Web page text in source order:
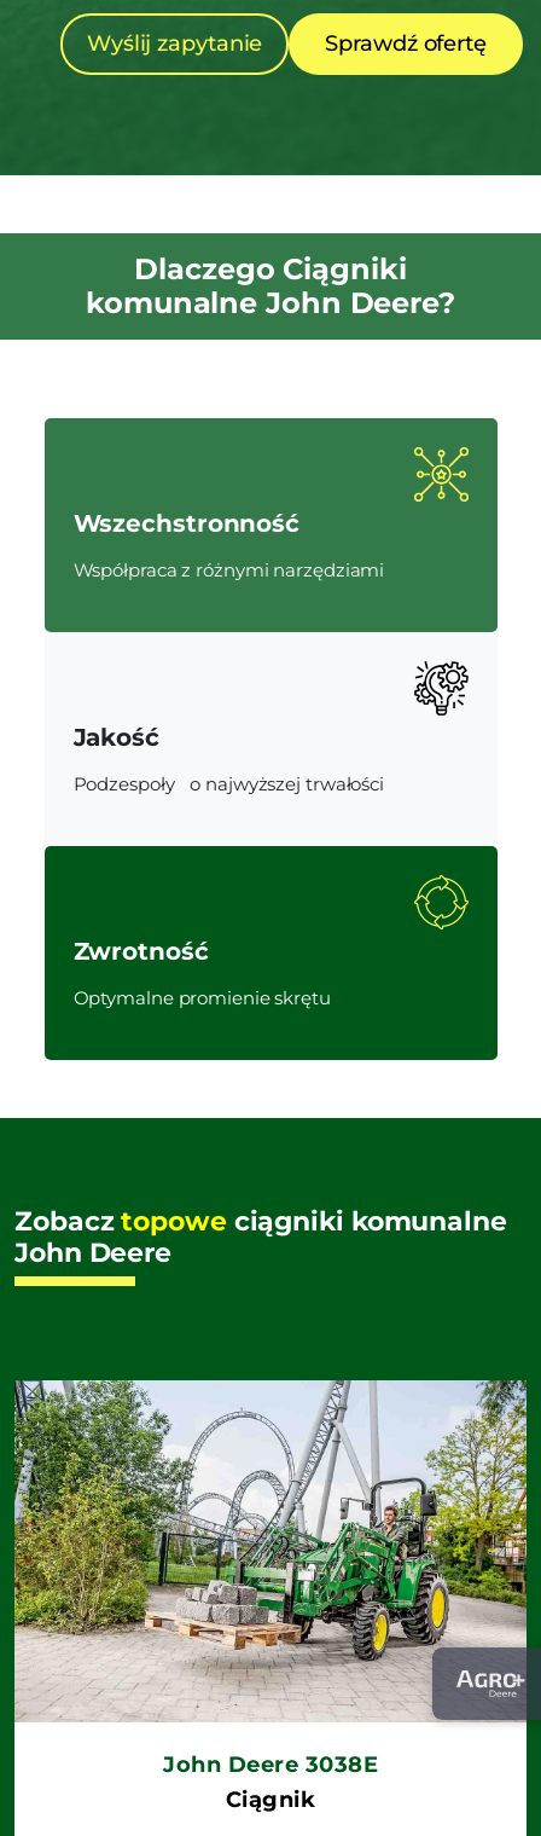
Wyślij zapytanie Sprawdź ofertę
Dlaczego Ciągniki
komunalne John Deere?
Wszechstronność
Współpraca z różnymi narzędziami
Jakość
Podzespoły o najwyższej trwałości
Zwrotność
Optymalne promienie skrętu
Zobacztopoweciągniki komunalne
John Deere
John Deere 3038E
Ciągnik